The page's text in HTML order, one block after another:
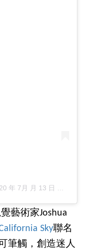
7月 月 13 日 下午 8:19
藝術家Joshua
Sky聯名
筆觸，創造迷人